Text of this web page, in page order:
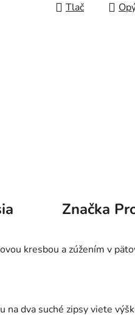
Tlač
Značka
kresbou a zúžením v
na dva suché zipsy viete